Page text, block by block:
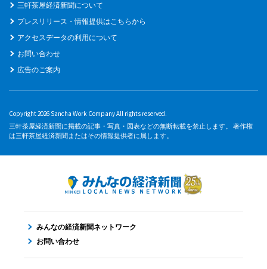
三軒茶屋経済新聞について
プレスリリース・情報提供はこちらから
アクセスデータの利用について
お問い合わせ
広告のご案内
Copyright 2026 Sancha Work Company All rights reserved.
三軒茶屋経済新聞に掲載の記事・写真・図表などの無断転載を禁止します。 著作権
は三軒茶屋経済新聞またはその情報提供者に属します。
みんなの経済新聞ネットワーク
お問い合わせ